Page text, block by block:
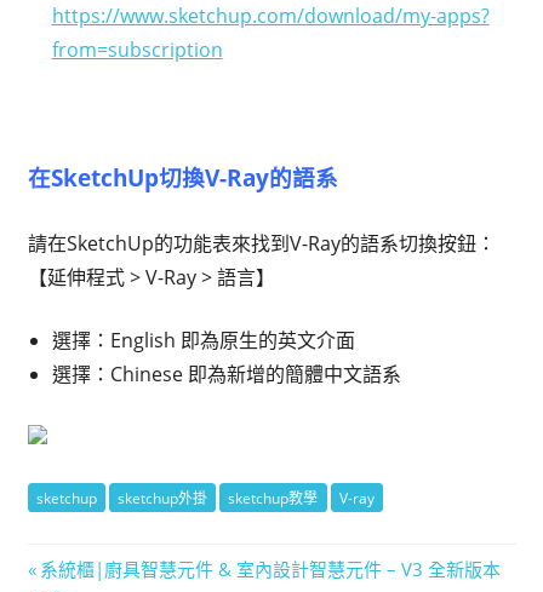
https://www.sketchup.com/download/my-apps?
from=subscription
在SketchUp切換V-Ray的語系
請在SketchUp的功能表來找到V-Ray的語系切換按鈕：
【延伸程式 > V-Ray > 語言】
選擇：English 即為原生的英文介面
選擇：Chinese 即為新增的簡體中文語系
sketchup sketchup外掛 sketchup教學 V-ray
文
Previous
系統櫃|廚具智慧元件 & 室內設計智慧元件 – V3 全新版本